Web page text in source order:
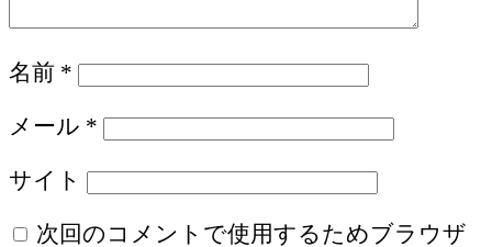
名前 *
メール *
サイト
次回のコメントで使用するためブラウザ